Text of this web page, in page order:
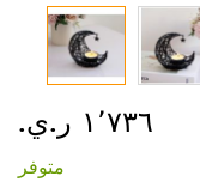
إلى
معرض
١٬٧٣٦ ر.ي.‏
متوفر